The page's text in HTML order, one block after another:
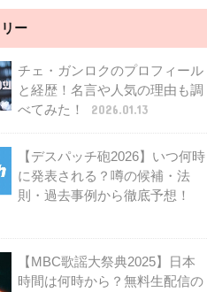
ー
チェ・ガンロクのプロフィール
と経歴！名言や人気の理由も調
べてみた！
2026.01.13
【デスパッチ砲2026】いつ何時
に発表される？噂の候補・法
則・過去事例から徹底予想！
【MBC歌謡大祭典2025】日本
時間は何時から？無料生配信の